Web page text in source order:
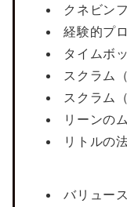
クネビン
経験的プ
タイムボ
スクラム
スクラム
リーンの
リトルの
バリュー